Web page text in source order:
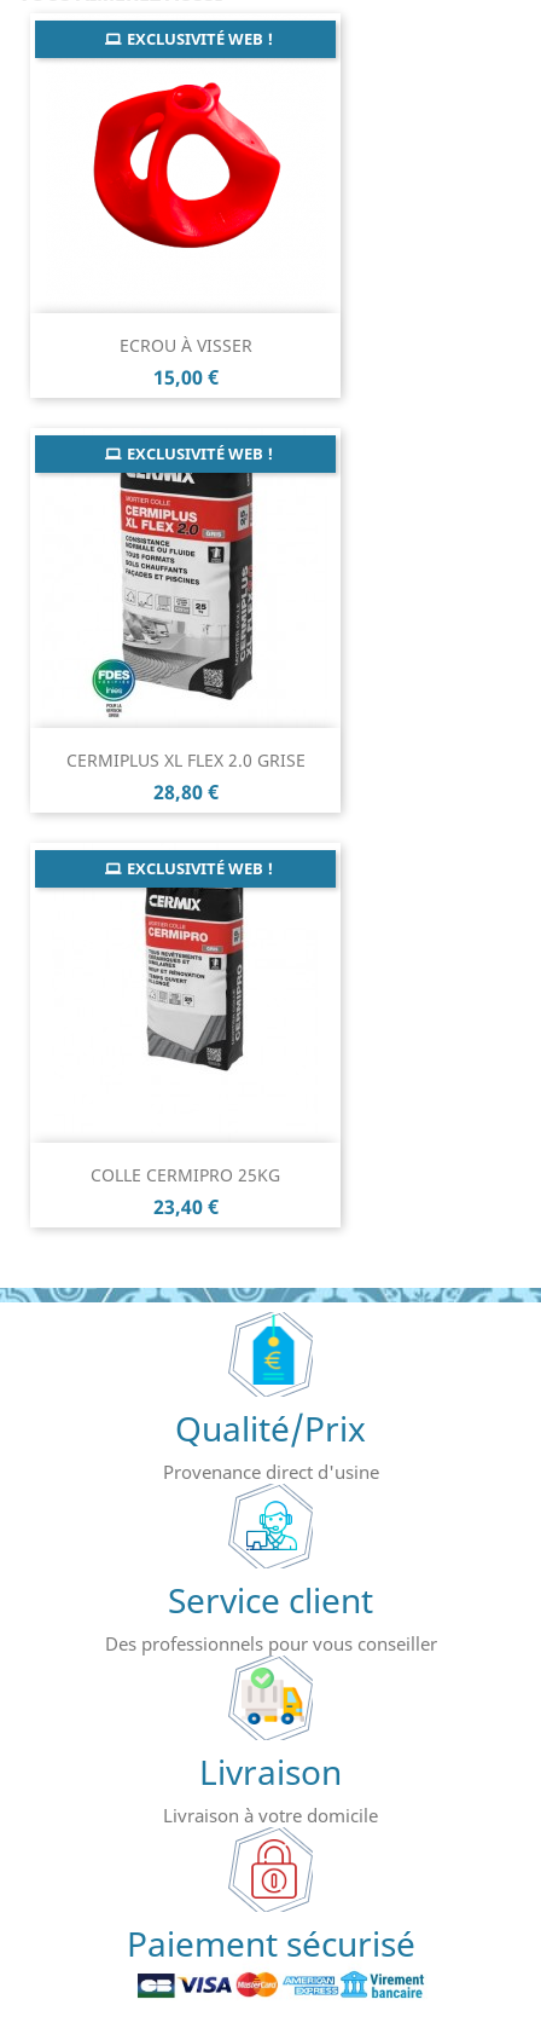
ECROU À VISSER
Prix
15,00 €
EXCLUSIVITÉ WEB !
CERMIPLUS XL FLEX 2.0 GRISE
Prix
28,80 €
EXCLUSIVITÉ WEB !
COLLE CERMIPRO 25KG
Prix
23,40 €
EXCLUSIVITÉ WEB !
Qualité/Prix
Provenance direct d'usine
Service client
Des professionnels pour vous conseiller
Livraison
Livraison à votre domicile
Paiement sécurisé